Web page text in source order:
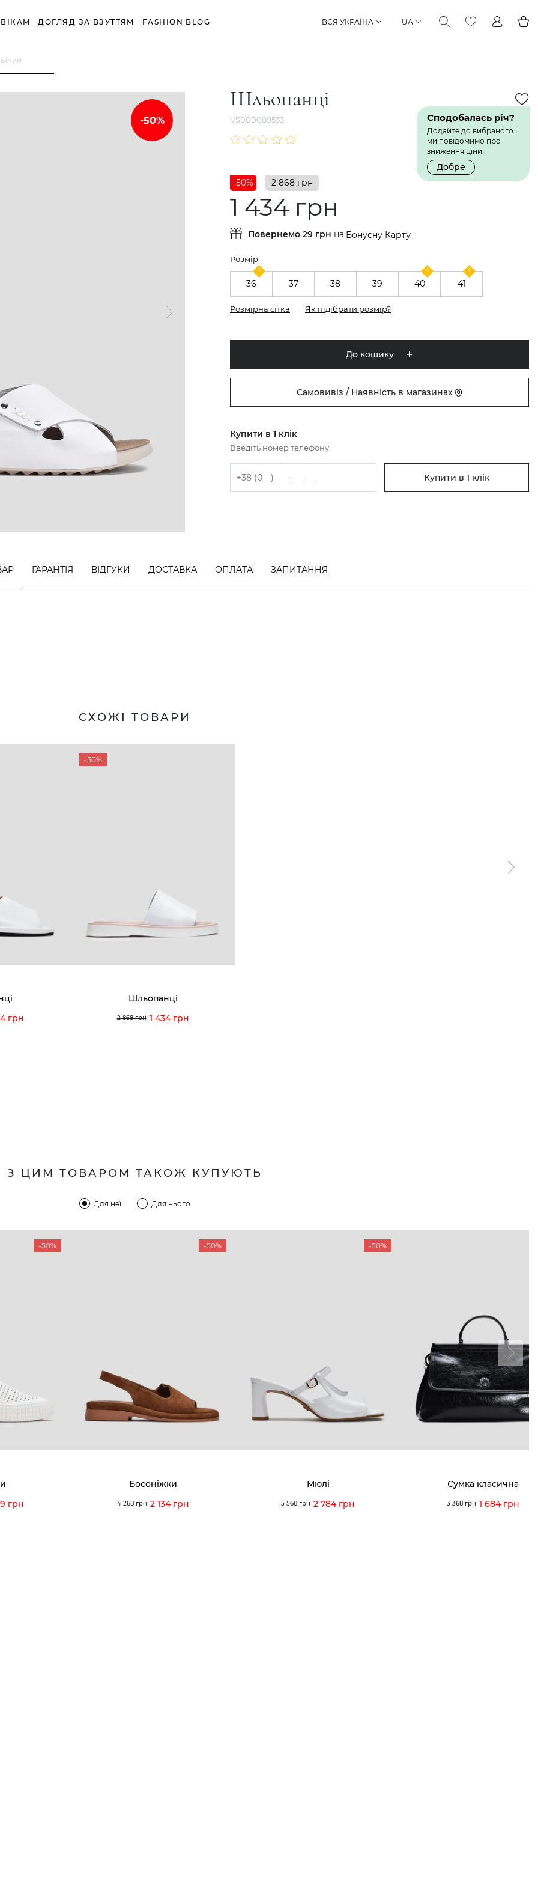
ДОГЛЯД ЗА ВЗУТТЯМ FASHION BLOG ВСЯ УКРАЇНА UA
Шльопанці
VS000089533 Сподобалась річ?
Додайте до вибраного і
ми повідомимо про
зниження ціни.
Добре
-50%
2 868 грн
1 434 грн
Повернемо 29 грн на Бонусну Карту
Розмір
36 37 38 39 40 41
Розмірна сітка Як підібрати розмір?
До кошику
Самовивіз / Наявність в магазинах
Купити в 1 клік
Введіть номер телефону
Купити в 1 клік
ГАРАНТІЯ ВІДГУКИ ДОСТАВКА ОПЛАТА ЗАПИТАННЯ
СХОЖІ ТОВАРИ
грн
-50%
Шльопанці
2 868 грн 1 434 грн
З ЦИМ ТОВАРОМ ТАКОЖ КУПУЮТЬ
Для неї Для нього
-50%
грн
-50%
Босоніжки
4 268 грн 2 134 грн
-50%
Мюлі
5 568 грн 2 784 грн
Сумка класична
3 368 грн 1 684 грн
43-98
Вакансії та Робота
Наші магазини
Доставка і оплата
Гарантія і повернення
Мої закази
Мої перегляди